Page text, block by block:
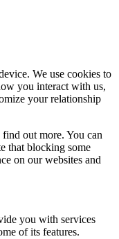
We use cookies to
you interact with us,
your relationship
out more. You can
that blocking some
on our websites and
you with services
of its features.